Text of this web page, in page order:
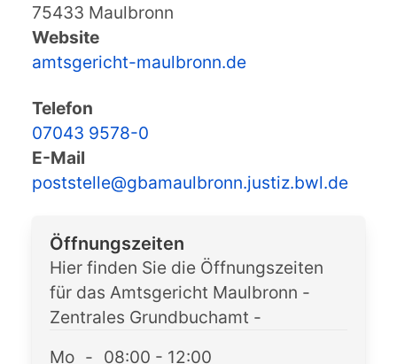
75433 Maulbronn
Website
amtsgericht-maulbronn.de
Telefon
07043 9578-0
E-Mail
poststelle@gbamaulbronn.justiz.bwl.de
Öffnungszeiten
Hier finden Sie die Öffnungszeiten
für das Amtsgericht Maulbronn -
Zentrales Grundbuchamt -
Mo - 08:00 - 12:00